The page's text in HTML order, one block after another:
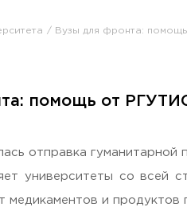
хозяйство
сопровождение
Вузы для фронта:
помощь от
отправка
университеты со всей
медикаментов и продуктов